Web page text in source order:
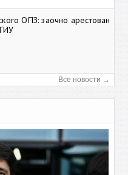
ОПЗ: заочно арестован
Все новости →